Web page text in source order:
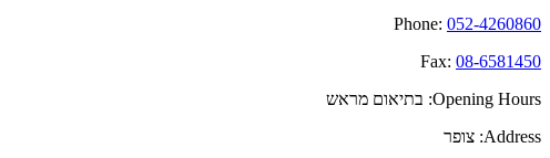
Phone: 052-4260860
Fax: 08-6581450
Opening Hours: בתיאום מראש
Address: צופר